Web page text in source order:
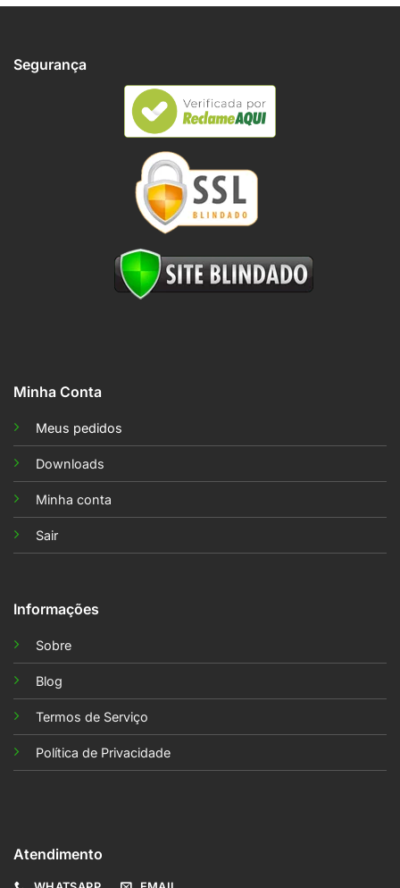
Segurança
Minha Conta
Meus pedidos
Downloads
Minha conta
Sair
Informações
Sobre
Blog
Termos de Serviço
Política de Privacidade
Atendimento